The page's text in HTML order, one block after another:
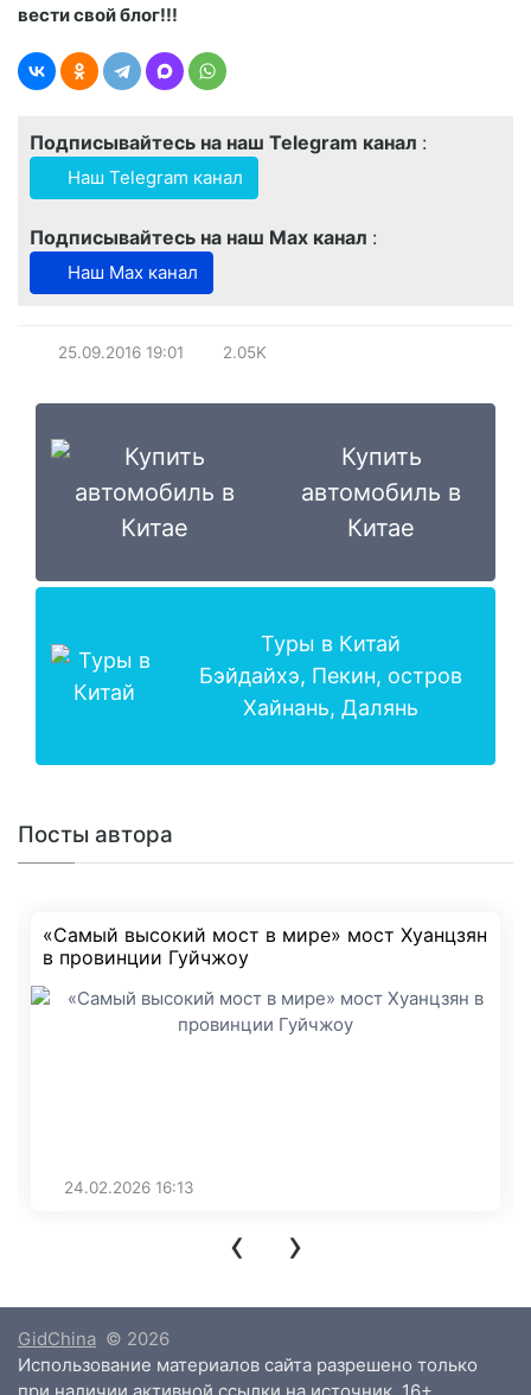
вести свой блог!!!
Подписывайтесь на наш Telegram канал :
Наш Telegram канал
Подписывайтесь на наш Max канал :
Наш Max канал
25.09.2016 19:01 2.05K
Купить
автомобиль в
Китае
Туры в Китай
Бэйдайхэ, Пекин, остров
Хайнань, Далянь
Посты автора
«Самый высокий мост в мире» мост Хуанцзян
в провинции Гуйчжоу
24.02.2026 16:13
‹ ›
GidChina © 2026
Использование материалов сайта разрешено только